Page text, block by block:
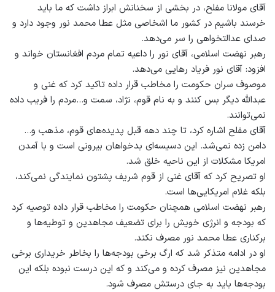
آقای مولانا مفلح، در بخشی از سخنانش ابراز داشت که ما باید
خرسند باشیم در کشور ما اشخاصی مثل عطا محمد نور وجود دارد و
صدای عدالتخواهی را سر می‌دهد.
رهبر نهضت اسلامی، آقای نور را داعیه تمام مردم افغانستان خواند و
افزود: آقای نور فریاد رهایی می‌دهد.
موصوف سران حکومت را مخاطب قرار داده تاکید کرد که غنی و
عبدالله دیگر بس کنند و به نام قوم، نژاد، سمت و…مردم را فریب داده
نمی‌توانند.
آقای مفلح اشاره کرد، تا چند دهه قبل پدیده‌های قوم، مذهب و…
دامن زده نمی‌شد. این دسیسه‌ای بدخواهان بیرونی است و با آمدن
امریکا مشکلات از این ناحیه خلق شد.
او تصریح کرد که آقای غنی از قوم شریف پشتون نمایندگی نمی‌کند،
بلکه غلام امریکایی‌ها است.
رهبر نهضت اسلامی همچنان حکومت را مخاطب قرار داده توصیه کرد
که بودجه و انرژی خویش را برای تضعیف مجاهدین و توطیه‌ها و
برکناری عطا محمد نور مصرف نکند.
او در ادامه متذکر شد که ارگ برخی بودجه‌ها را بخاطر خریداری برخی
مجاهدین نیز مصرف کرده و می‌کند و که این درست نبوده بلکه این
بودجه‌ها باید به جای درستش مصرف شود.